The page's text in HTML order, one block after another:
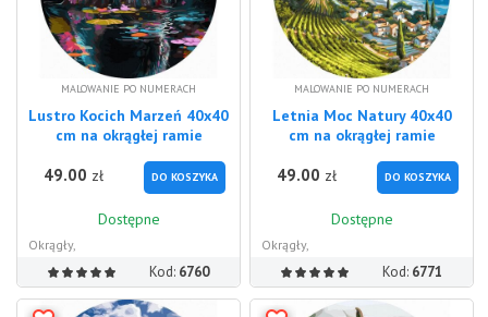
MALOWANIE PO NUMERACH
Lustro Kocich Marzeń 40x40
cm na okrągłej ramie
49.00 zł DO KOSZYKA
Dostępne
Okrągły,
Kod: 6760
MALOWANIE PO NUMERACH
Letnia Moc Natury 40x40
cm na okrągłej ramie
49.00 zł DO KOSZYKA
Dostępne
Okrągły,
Kod: 6771